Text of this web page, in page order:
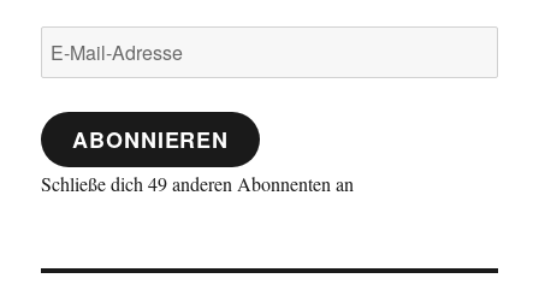
E-
Mail-
Adresse
ABONNIEREN
Schließe dich 49 anderen Abonnenten an